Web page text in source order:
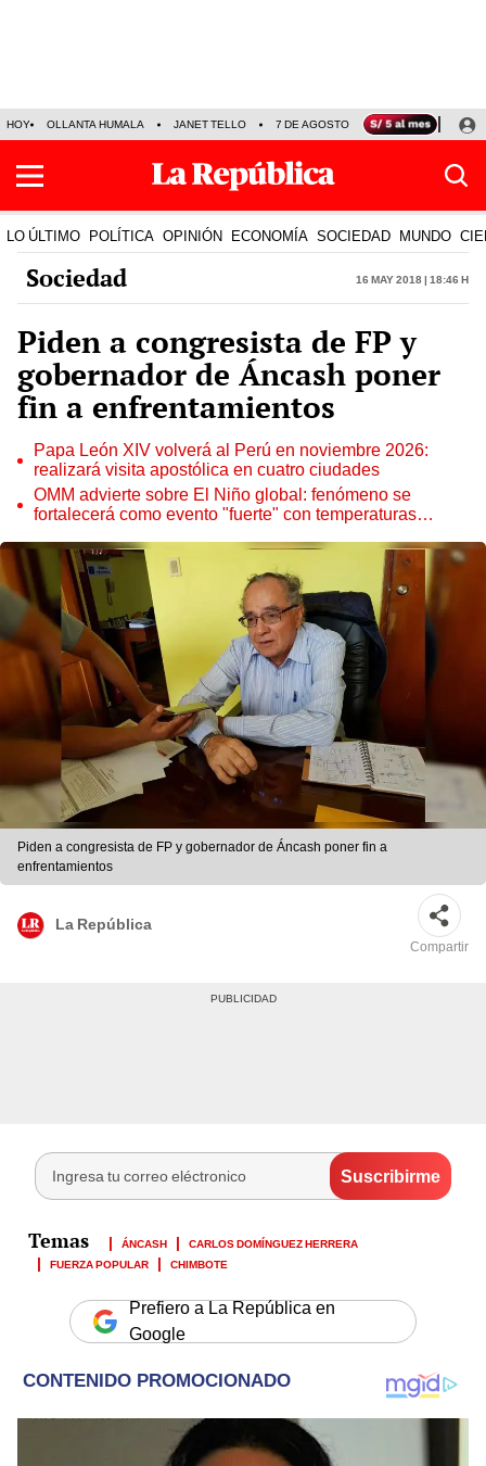
HOY OLLANTA HUMALA JANET TELLO 7 DE AGOSTO TINKA RESULTADOS
LO ÚLTIMO POLÍTICA OPINIÓN ECONOMÍA SOCIEDAD MUNDO
Sociedad 16 May 2018 | 18:46 h
Piden a congresista de FP y
gobernador de Áncash poner
fin a enfrentamientos
Papa León XIV volverá al Perú en noviembre 2026:
realizará visita apostólica en cuatro ciudades
OMM advierte sobre El Niño global: fenómeno se
fortalecerá como evento "fuerte" con temperaturas
Piden a congresista de FP y gobernador de Áncash poner fin a
enfrentamientos
La República
Compartir
ÁNCASH
CARLOS DOMÍNGUEZ HERRERA
FUERZA POPULAR
CHIMBOTE
Prefiero a La República en
Google